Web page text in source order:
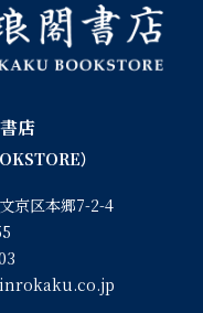
店
）
京区本郷7-2-4